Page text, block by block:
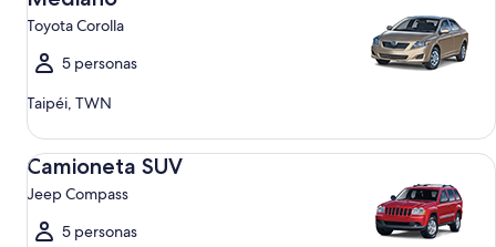
Toyota Corolla
5 personas
Taipéi, TWN
Camioneta SUV
Jeep Compass
5 personas
Camioneta SUV Jeep Compass